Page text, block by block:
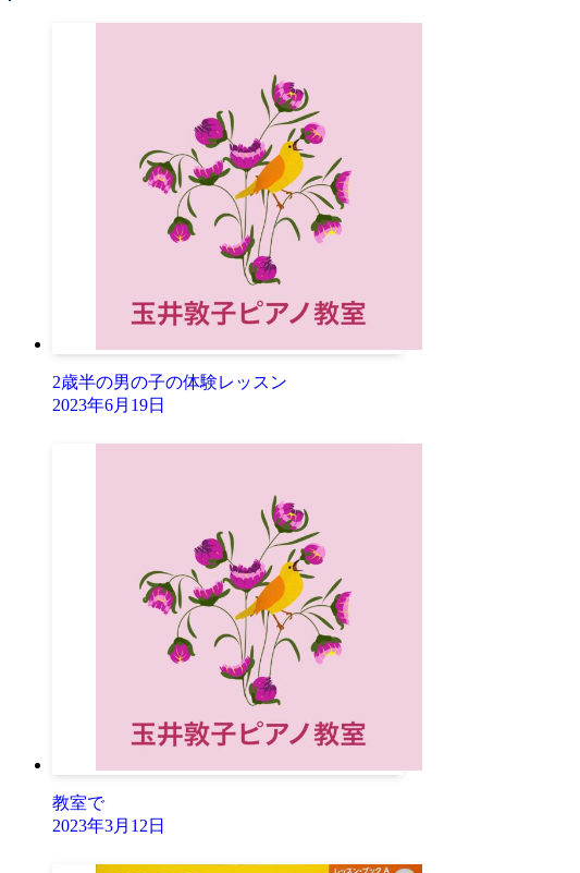
2歳半の男の子の体験レッスン
2023年6月19日
教室で
2023年3月12日